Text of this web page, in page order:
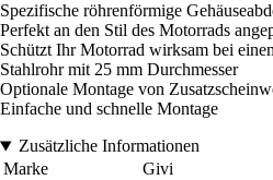
Spezifische röhrenförmige
Perfekt an den Stil des Motorrads
Schützt Ihr Motorrad wirksam bei
Stahlrohr mit 25 mm Durchmesser
Optionale Montage von
Einfache und schnelle Montage
Zusätzliche Informationen
Marke
Givi